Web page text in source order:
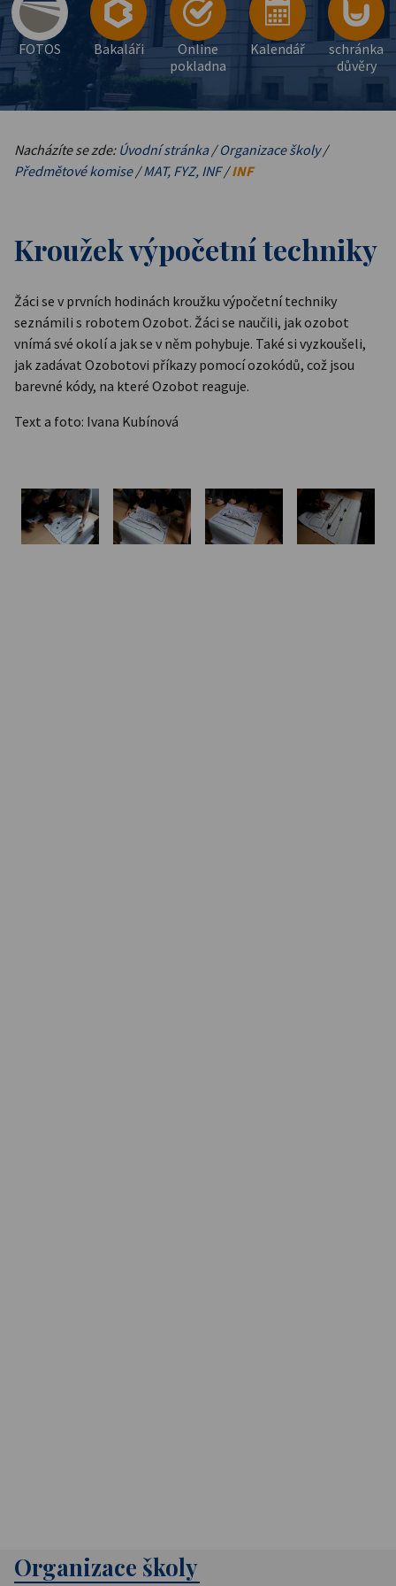
FOTOS Bakaláři
Online
pokladna
Kalendář
schránka
důvěry
Nacházíte se zde: Úvodní stránka/Organizace školy/
Předmětové komise/MAT, FYZ, INF/INF
Kroužek výpočetní techniky
Žáci se v prvních hodinách kroužku výpočetní techniky
seznámili s robotem Ozobot. Žáci se naučili, jak ozobot
vnímá své okolí a jak se v něm pohybuje. Také si vyzkoušeli,
jak zadávat Ozobotovi příkazy pomocí ozokódů, což jsou
barevné kódy, na které Ozobot reaguje.
Text a foto: Ivana Kubínová
Organizace školy